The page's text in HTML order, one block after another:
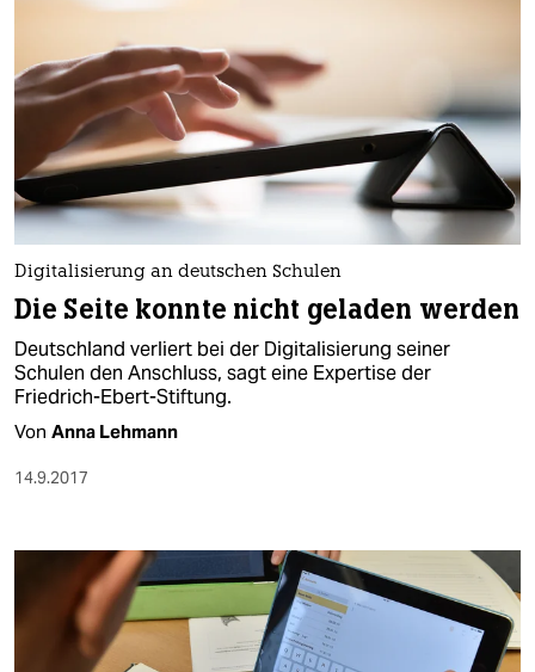
Digitalisierung an deutschen Schulen
Die Seite konnte nicht geladen werden
Deutschland verliert bei der Digitalisierung seiner
Schulen den Anschluss, sagt eine Expertise der
Friedrich-Ebert-Stiftung.
Von Anna Lehmann
14.9.2017